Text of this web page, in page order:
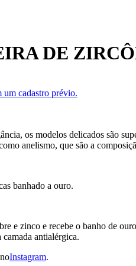
DE
um cadastro prévio.
os modelos delicados são
anelismo, que são a
banhado a ouro.
e zinco e recebe o banho de
antialérgica.
Instagram.